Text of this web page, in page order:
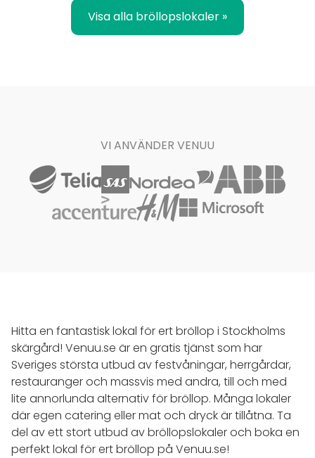
Visa alla bröllopslokaler »
VI ANVÄNDER VENUU
Hitta en fantastisk lokal för ert bröllop i Stockholms
skärgård! Venuu.se är en gratis tjänst som har
Sveriges största utbud av festvåningar, herrgårdar,
restauranger och massvis med andra, till och med
lite annorlunda alternativ för bröllop. Många lokaler
där egen catering eller mat och dryck är tillåtna. Ta
del av ett stort utbud av bröllopslokaler och boka en
perfekt lokal för ert bröllop på Venuu.se!